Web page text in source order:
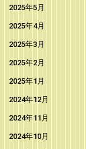
2025年5月
2025年4月
2025年3月
2025年2月
2025年1月
2024年12月
2024年11月
2024年10月